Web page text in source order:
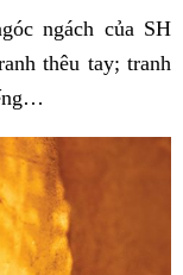
ngách của SH
thêu tay; tranh